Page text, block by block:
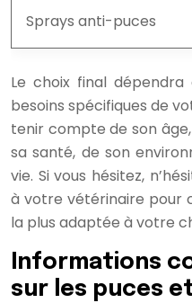
Sprays anti-puces
Le choix final
besoins spécifiques de
tenir compte de son
sa santé, de son
vie. Si vous hésitez,
à votre vétérinaire pour
la plus adaptée à votre
Informations
sur les puces